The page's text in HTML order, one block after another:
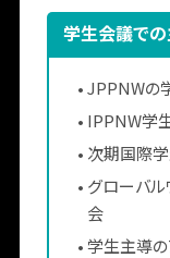
学生会議で
•JPPNWの
• IPPNW学
• 次期国際学
• グローバ
会
•学生主導の